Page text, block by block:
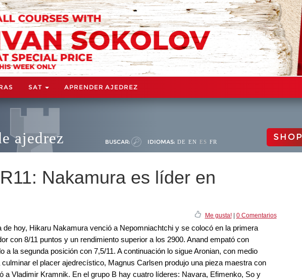
SAT APRENDER AJEDREZ
ajedrez BUSCAR: IDIOMAS: DE EN ES FR SHOP
Nakamura es líder en
Me gusta!| 0 Comentarios
de hoy, Hikaru Nakamura venció a Nepomniachtchi y se colocó en la primera
con 8/11 puntos y un rendimiento superior a los 2900. Anand empató con
a la segunda posición con 7,5/11. A continuación lo sigue Aronian, con medio
el placer ajedrecístico, Magnus Carlsen produjo una pieza maestra con
a Vladimir Kramnik. En el grupo B hay cuatro líderes: Navara, Efimenko, So y